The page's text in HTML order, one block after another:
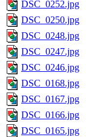
DSC_0252.jpg
DSC_0250.jpg
DSC_0248.jpg
DSC_0247.jpg
DSC_0246.jpg
DSC_0168.jpg
DSC_0167.jpg
DSC_0166.jpg
DSC_0165.jpg